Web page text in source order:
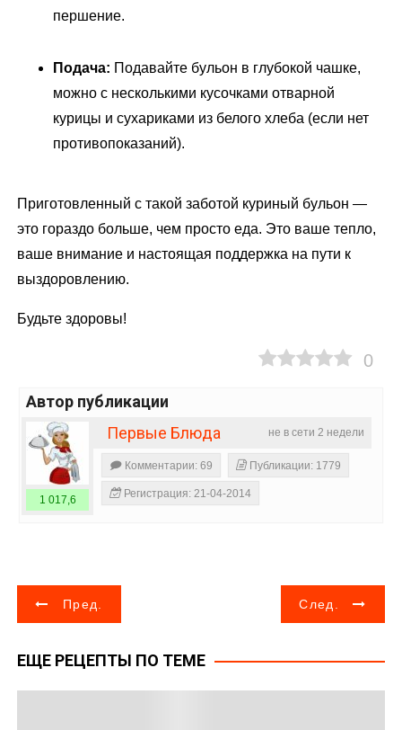
першение.
Подача: Подавайте бульон в глубокой чашке,
можно с несколькими кусочками отварной
курицы и сухариками из белого хлеба (если нет
противопоказаний).
Приготовленный с такой заботой куриный бульон —
это гораздо больше, чем просто еда. Это ваше тепло,
ваше внимание и настоящая поддержка на пути к
выздоровлению.
Будьте здоровы!
0
Автор публикации
не в сети 2 недели
Первые Блюда
1 017,6
Комментарии: 69 Публикации: 1779
Регистрация: 21-04-2014
Н
в
Пред. След.
ЕЩЕ РЕЦЕПТЫ ПО ТЕМЕ